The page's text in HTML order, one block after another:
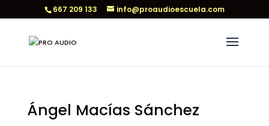
667 209 133 info@proaudioescuela.com
Ángel Macías Sánchez